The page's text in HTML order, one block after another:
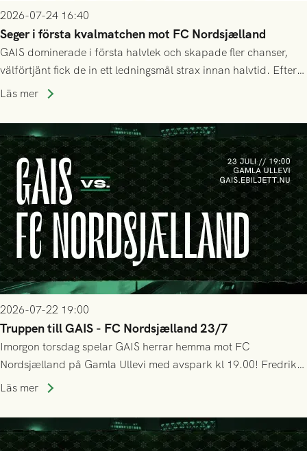
2026-07-24 16:40
Seger i första kvalmatchen mot FC Nordsjælland
GAIS dominerade i första halvlek och skapade fler chanser,
välförtjänt fick de in ett ledningsmål strax innan halvtid. Efter
halvtidsvilan sjönk tempot när Nordsjälland tilläts ha mer av
seger! Matchfoto: Mikael Josefsson & Lasse Ekström
Läs mer
2026-07-22 19:00
Truppen till GAIS - FC Nordsjælland 23/7
Imorgon torsdag spelar GAIS herrar hemma mot FC
Nordsjælland på Gamla Ullevi med avspark kl 19.00! Fredrik
Holmberg och ledarstaben har tagit ut följande trupp till
Läs mer